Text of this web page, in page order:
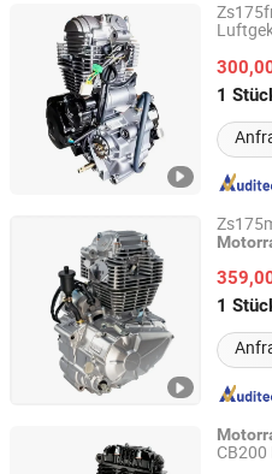
1
Guangzhou Bawo Trading
Guangdong, China
1
Guangzhou Bawo Trading
Guangdong, China
Chongqing Kalida Industry